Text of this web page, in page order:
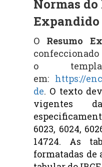
Normas do
Expandido
O Resumo
o
em: https://
de. O texto
vigentes
6023, 6024,
14724. As
formatadas de